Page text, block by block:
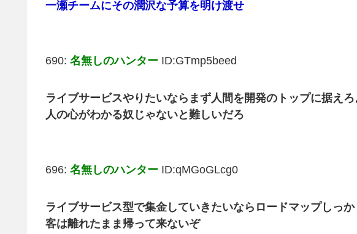
一瀬チームにその潤沢な予算を明け渡せ
690: 名無しのハンター ID:GTmp5beed
ライブサービスやりたいならまず人間を開発のトップに据えろ
人の心がわかる奴じゃないと難しいだろ
696: 名無しのハンター ID:qMGoGLcg0
ライブサービス型で集金していきたいならロードマップしっ
客は離れたまま帰って来ないぞ